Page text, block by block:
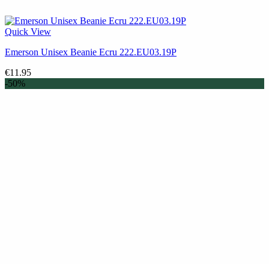
Quick View
Emerson Unisex Beanie Ecru 222.EU03.19P
€11.95
-50%